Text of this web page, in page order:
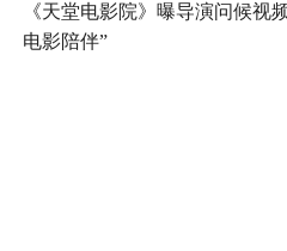
《天堂电影院》曝导演问候视
电影陪伴”